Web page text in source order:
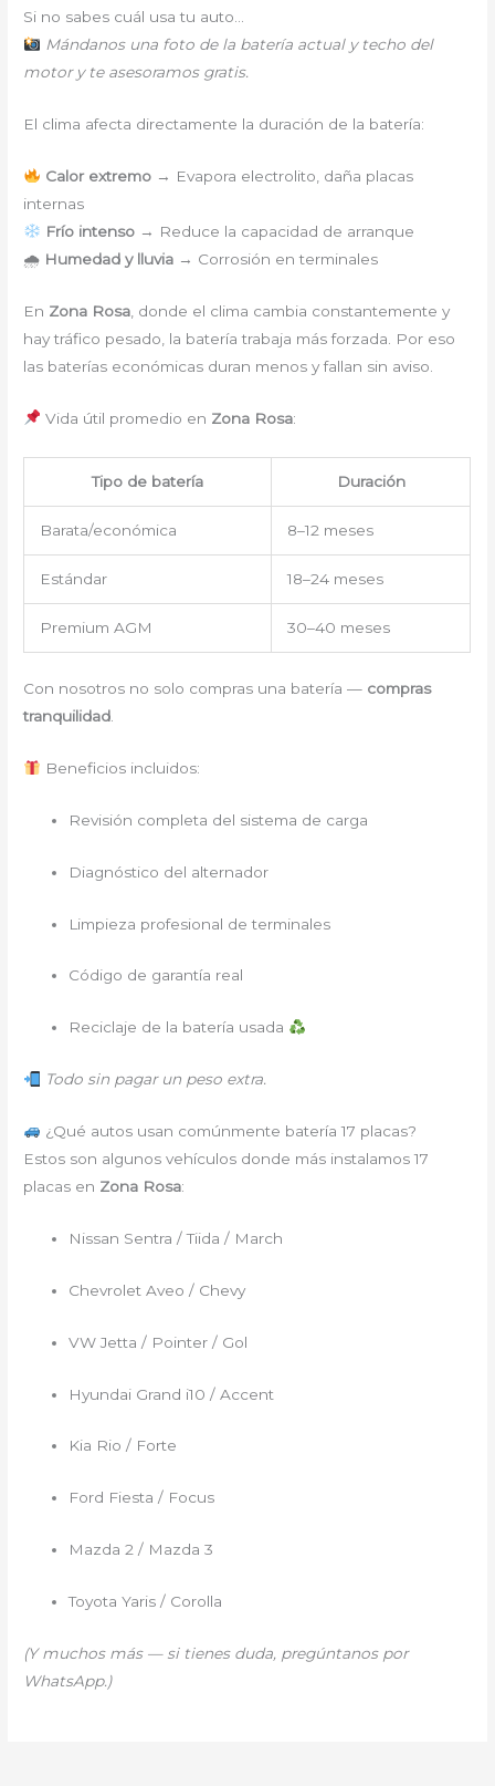
Si no sabes cuál usa tu auto…
Mándanos una foto de la batería actual y techo del
motor y te asesoramos gratis.
El clima afecta directamente la duración de la batería:
Calor extremo→ Evapora electrolito, daña placas
internas
Frío intenso→ Reduce la capacidad de arranque
🌧 Humedad y lluvia → Corrosión en terminales
En Zona Rosa , donde el clima cambia constantemente y
hay tráfico pesado, la batería trabaja más forzada. Por eso
las baterías económicas duran menos y fallan sin aviso.
Vida útil promedio en Zona Rosa:
Tipo de batería Duración
Barata/económica 8–12 meses
Estándar 18–24 meses
Premium AGM 30–40 meses
Con nosotros no solo compras una batería — compras
tranquilidad
Beneficios incluidos:
Revisión completa del sistema de carga
Diagnóstico del alternador
Limpieza profesional de terminales
Código de garantía real
Reciclaje de la batería usada
Todo sin pagar un peso extra.
¿Qué autos usan comúnmente batería 17 placas?
Estos son algunos vehículos donde más instalamos 17
placas en Zona Rosa:
Nissan Sentra / Tiida / March
Chevrolet Aveo / Chevy
VW Jetta / Pointer / Gol
Hyundai Grand i10 / Accent
Kia Rio / Forte
Ford Fiesta / Focus
Mazda 2 / Mazda 3
Toyota Yaris / Corolla
(Y muchos más — si tienes duda, pregúntanos por
WhatsApp.)